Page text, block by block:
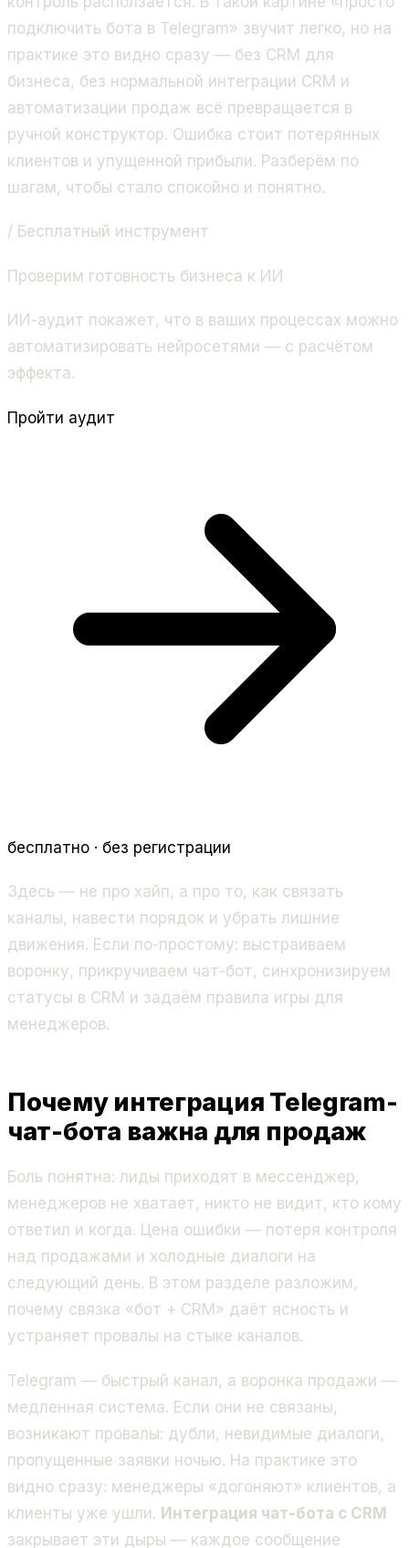
подключить бота в Telegram» звучит легко, но на
практике это видно сразу — без CRM для
бизнеса, без нормальной интеграции CRM и
автоматизации продаж всё превращается в
ручной конструктор. Ошибка стоит потерянных
клиентов и упущенной прибыли. Разберём по
шагам, чтобы стало спокойно и понятно.
/ Бесплатный инструмент
Проверим готовность бизнеса к ИИ
ИИ-аудит покажет, что в ваших процессах можно
автоматизировать нейросетями — с расчётом
эффекта.
Пройти аудит
бесплатно · без регистрации
Здесь — не про хайп, а про то, как связать
каналы, навести порядок и убрать лишние
движения. Если по-простому: выстраиваем
воронку, прикручиваем чат-бот, синхронизируем
статусы в CRM и задаём правила игры для
менеджеров.
Почему интеграция Telegram-
чат-бота важна для продаж
Боль понятна: лиды приходят в мессенджер,
менеджеров не хватает, никто не видит, кто кому
ответил и когда. Цена ошибки — потеря контроля
над продажами и холодные диалоги на
следующий день. В этом разделе разложим,
почему связка «бот + CRM» даёт ясность и
устраняет провалы на стыке каналов.
Telegram — быстрый канал, а воронка продажи —
медленная система. Если они не связаны,
возникают провалы: дубли, невидимые диалоги,
пропущенные заявки ночью. На практике это
видно сразу: менеджеры «догоняют» клиентов, а
клиенты уже ушли. Интеграция чат-бота с CRM
закрывает эти дыры — каждое сообщение